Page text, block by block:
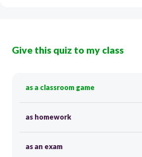
Give this quiz to my class
as a classroom game
as homework
as an exam